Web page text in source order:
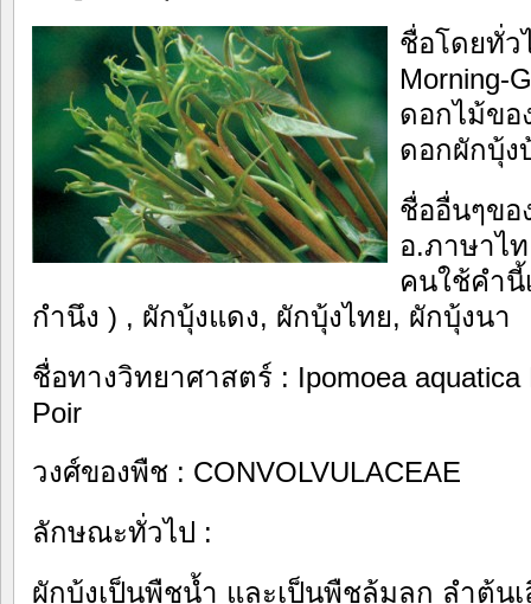
ชื่อโดยทั่ว
Morning-
ดอกไม้ขอ
ดอกผักบุ้ง
ชื่ออื่นๆขอ
อ.ภาษาไ
คนใช้คำนี้
กำนึง ) , ผักบุ้งแดง, ผักบุ้งไทย, ผักบุ้งนา
ชื่อทางวิทยาศาสตร์ : Ipomoea aquatica
Poir
วงศ์ของพืช : CONVOLVULACEAE
ลักษณะทั่วไป :
ผักบุ้งเป็นพืชน้ำ และเป็นพืชล้มลุก ลำต้น